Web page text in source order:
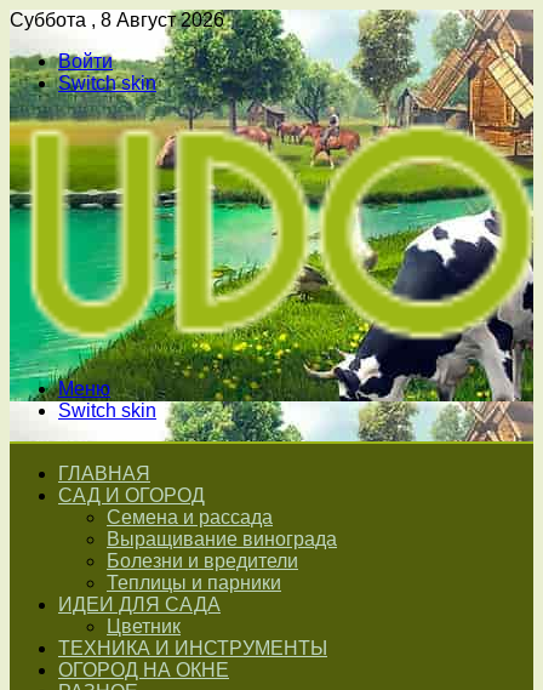
Суббота , 8 Август 2026
Войти
Switch skin
Меню
Switch skin
ГЛАВНАЯ
САД И ОГОРОД
Семена и рассада
Выращивание винограда
Болезни и вредители
Теплицы и парники
ИДЕИ ДЛЯ САДА
Цветник
ТЕХНИКА И ИНСТРУМЕНТЫ
ОГОРОД НА ОКНЕ